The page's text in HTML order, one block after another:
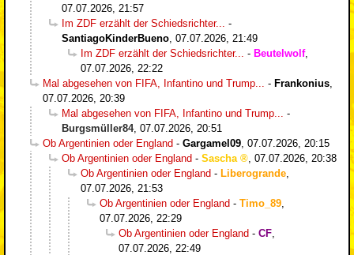
07.07.2026, 21:57
Im ZDF erzählt der Schiedsrichter...
-
SantiagoKinderBueno 07.07.2026, 21:49
Im ZDF erzählt der Schiedsrichter...
- Beutelwolf,
07.07.2026, 22:22
Mal abgesehen von FIFA, Infantino und Trump...
- Frankonius
07.07.2026, 20:39
Mal abgesehen von FIFA, Infantino und Trump...
-
Burgsmüller84, 07.07.2026, 20:51
Ob Argentinien oder England - Gargamel09 07.07.2026, 20:15
Ob Argentinien oder England - Sascha
07.07.2026, 20:38
Ob Argentinien oder England - Liberogrande
07.07.2026, 21:53
Ob Argentinien oder England - Timo_89
07.07.2026, 22:29
Ob Argentinien oder England - CF
07.07.2026, 22:49